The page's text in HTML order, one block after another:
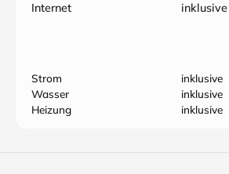
Internet
inklusive
Strom
inklusive
Wasser
inklusive
Heizung
inklusive